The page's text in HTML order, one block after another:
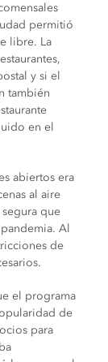
permitió
libre. La
y si el
también
en el
abiertos era
al aire
que
Al
de
el programa
de
para